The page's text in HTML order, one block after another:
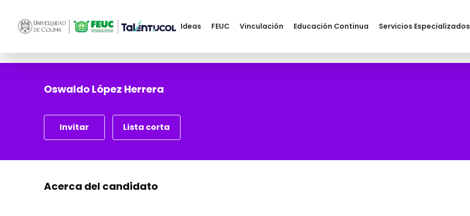
Ideas FEUC Vinculación Educación Continua Servicios Especializados
Oswaldo López Herrera
Invitar Lista corta
Acerca del candidato